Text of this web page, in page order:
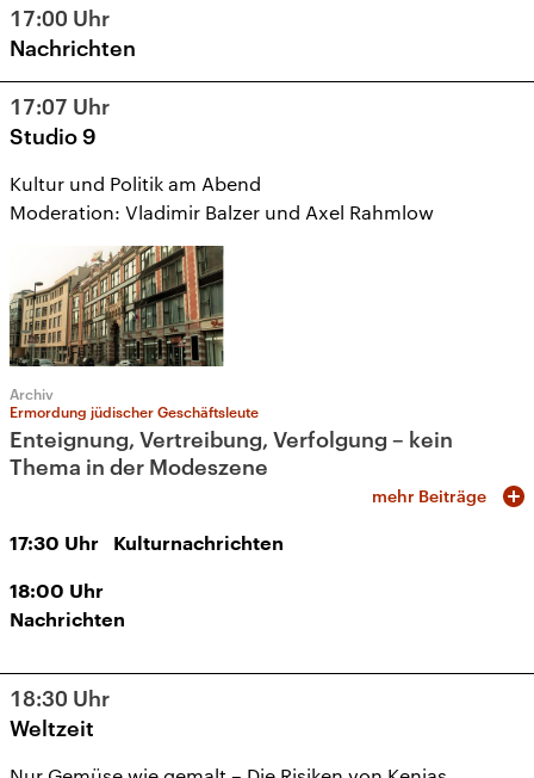
17:00 Uhr
Nachrichten
17:07 Uhr
Studio 9
Kultur und Politik am Abend
Moderation: Vladimir Balzer und Axel Rahmlow
Archiv
Ermordung jüdischer Geschäftsleute
Enteignung, Vertreibung, Verfolgung – kein
Thema in der Modeszene
mehr Beiträge
17:30 Uhr Kulturnachrichten
18:00 Uhr
Nachrichten
18:30 Uhr
Weltzeit